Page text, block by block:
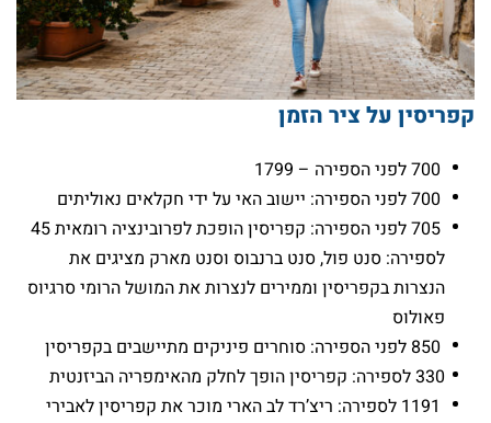
קפריסין על ציר הזמן
700 לפני הספירה – 1799
700 לפני הספירה: יישוב האי על ידי חקלאים נאוליתים
705 לפני הספירה: קפריסין הופכת לפרובינציה רומאית 45
לספירה: סנט פול, סנט ברנבוס וסנט מארק מציגים את
הנצרות בקפריסין וממירים לנצרות את המושל הרומי סרגיוס
פאולוס
850 לפני הספירה: סוחרים פיניקים מתיישבים בקפריסין
330 לספירה: קפריסין הופך לחלק מהאימפריה הביזנטית
1191 לספירה: ריצ’רד לב הארי מוכר את קפריסין לאבירי